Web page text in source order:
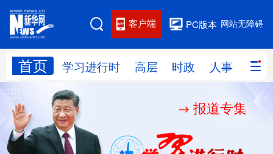
网站无障碍
PC版本
客户端
首页 学习进行时 高层 时政 人事 国际
网站地图
学习进行时 人事
国际 财经 网评
报道专集